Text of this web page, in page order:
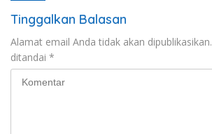
Tinggalkan Balasan
Alamat email Anda tidak akan dipublikasikan.
ditandai *